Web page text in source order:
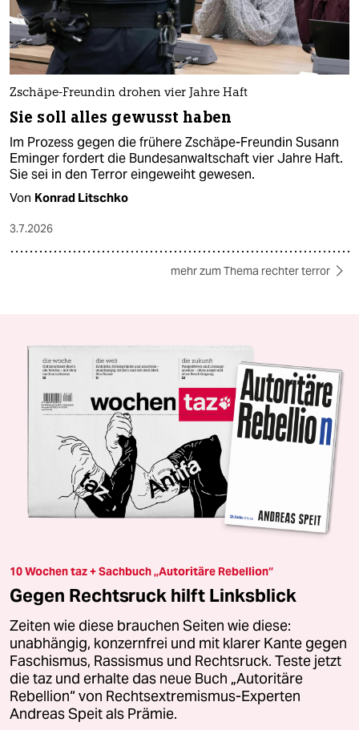
Zschäpe-Freundin drohen vier Jahre Haft
Sie soll alles gewusst haben
Im Prozess gegen die frühere Zschäpe-Freundin Susann
Eminger fordert die Bundesanwaltschaft vier Jahre Haft.
Sie sei in den Terror eingeweiht gewesen.
Von Konrad Litschko
3.7.2026
mehr zum Thema rechter terror
10 Wochen taz + Sachbuch „Autoritäre Rebellion“
Gegen Rechtsruck hilft Linksblick
Zeiten wie diese brauchen Seiten wie diese:
unabhängig, konzernfrei und mit klarer Kante gegen
Faschismus, Rassismus und Rechtsruck. Teste jetzt
die taz und erhalte das neue Buch „Autoritäre
Rebellion“ von Rechtsextremismus-Experten
Andreas Speit als Prämie.